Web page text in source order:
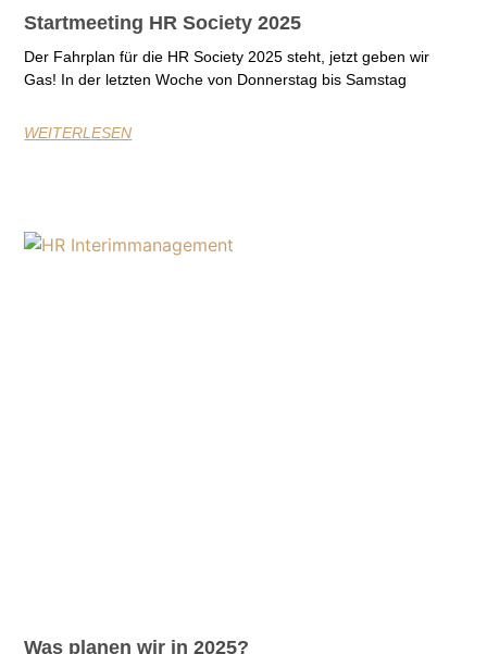
Startmeeting HR Society 2025
Der Fahrplan für die HR Society 2025 steht, jetzt geben wir
Gas! In der letzten Woche von Donnerstag bis Samstag
WEITERLESEN
Was planen wir in 2025?